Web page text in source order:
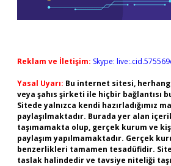
Reklam ve İletişim: Skype:
Yasal Uyarı: Bu internet sitesi,
veya şahıs şirketi ile hiçbir bağlantısı
Sitede yalnızca kendi hazırladığımız
paylaşılmaktadır. Burada yer alan
taşımamakta olup, gerçek kurum ve
paylaşım yapılmamaktadır. Gerçek
benzerlikleri tamamen tesadüfidir.
taslak halindedir ve tavsiye niteliği